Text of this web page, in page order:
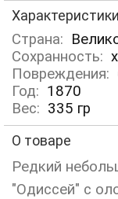
Характеристики
Страна:
Сохранность:
Повреждения:
Год: 1870
Вес: 335 гр
О товаре
Редкий
"Одиссей" с